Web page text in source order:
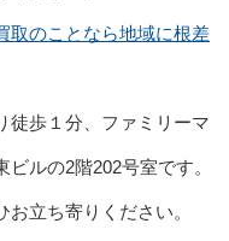
取のことなら地域に根差
徒歩１分、ファミリーマ
ルの2階202号室です。
立ち寄りください。